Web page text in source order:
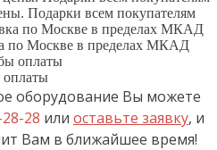
Подарки всем покупателям
по Москве в пределах МКАД
оплаты
оборудование Вы можете
28 или оставьте заявку, и
Вам в ближайшее время!